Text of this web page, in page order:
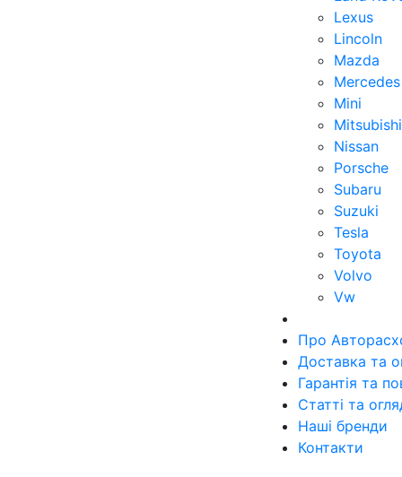
Lexus
Lincoln
Mazda
Mercedes
Mini
Mitsubishi
Nissan
Porsche
Subaru
Suzuki
Tesla
Toyota
Volvo
Vw
Про
Доставка та
Гарантія та
Статті та
Наші бренди
Контакти